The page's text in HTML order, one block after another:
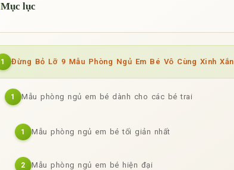
Mục lục
1 Đừng Bỏ Lỡ 9 Mẫu Phòng Ngủ Em Bé Vô Cùng Xinh Xắn
1 Mẫu phòng ngủ em bé dành cho các bé trai
1 Mẫu phòng ngủ em bé tối giản nhất
2 Mẫu phòng ngủ em bé hiện đại